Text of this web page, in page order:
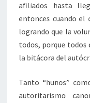
afiliados hasta
entonces cuando el
logrando que la
todos, porque todos
la bitácora del
Tanto “hunos”
autoritarismo